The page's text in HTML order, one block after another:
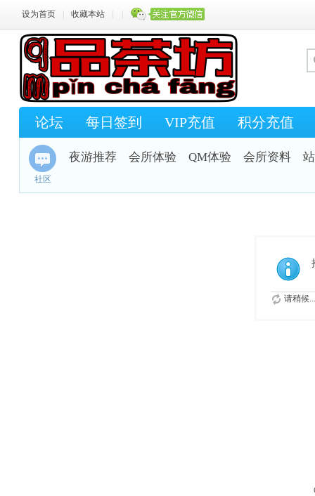
设为首页 收藏本站
论坛 每日签到 VIP充值 积分充值
社区
夜游推荐 会所体验 QM体验 会所资料
请稍候...